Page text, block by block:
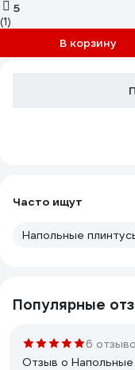
ОТ16-22-Ф2 208 ДУБ
5
(1)
В корзину
Часто ищут
Напольные
Популярные
6
Отзыв о Напольные